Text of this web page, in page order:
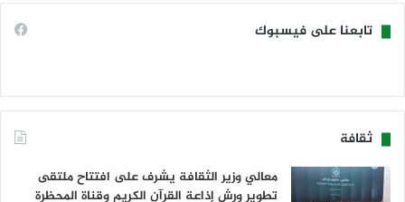
تابعنا على فيسبوك
ثقافة
معالي وزير الثقافة يشرف على افتتاح ملتقى
تطوير ورش إذاعة القرآن الكريم وقناة المحظرة